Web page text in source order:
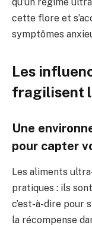
cette flore et
symptômes
Les
fragilisent
Une
pour capter
Les aliments
pratiques : ils
c’est-à-dire pour
la récompense